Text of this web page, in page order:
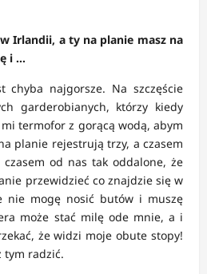
Irlandii, a ty na planie masz na
i …
chyba najgorsze. Na szczęście
garderobianych, którzy kiedy
termofor z gorącą wodą, abym
planie rejestrują trzy, a czasem
od nas tak oddalone, że
przewidzieć co znajdzie się w
nie mogę nosić butów i muszę
może stać milę ode mnie, a i
że widzi moje obute stopy!
tym radzić.